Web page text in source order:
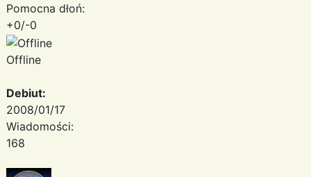
Pomocna dłoń:
+0/-0
Offline
Debiut:
2008/01/17
Wiadomości:
168